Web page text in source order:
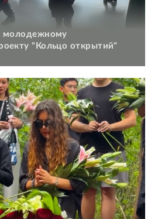
молодежному
"Кольцо открытий"